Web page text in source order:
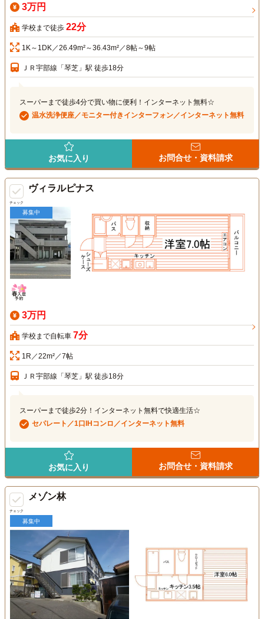
3万円
学校まで徒歩 22分
1K～1DK／26.49m²～36.43m²／8帖～9帖
ＪＲ宇部線「琴芝」駅 徒歩18分
スーパーまで徒歩4分で買い物に便利！インターネット無料☆
温水洗浄便座／モニター付きインターフォン／インターネット無料
お気に入り お問合せ・資料請求
チェック
ヴィラルピナス
募集中
3万円
学校まで自転車 7分
1R／22m²／7帖
ＪＲ宇部線「琴芝」駅 徒歩18分
スーパーまで徒歩2分！インターネット無料で快適生活☆
セパレート／1口IHコンロ／インターネット無料
お気に入り お問合せ・資料請求
チェック
メゾン林
募集中